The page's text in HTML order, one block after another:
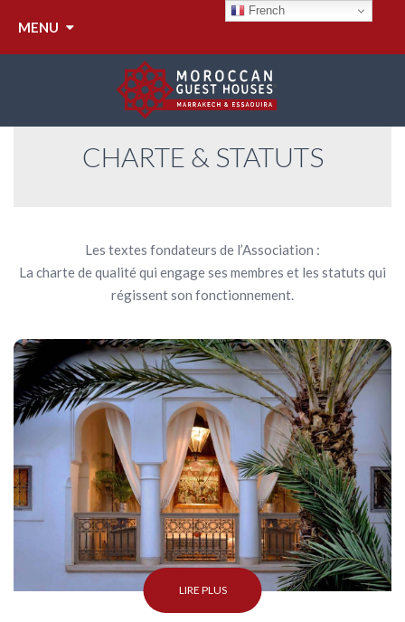
MENUCHARTE & STATUTS
CHARTE & STATUTS
Les textes fondateurs de l’Association :
La charte de qualité qui engage ses membres et les statuts qui
régissent son fonctionnement.
LIRE PLUS
French